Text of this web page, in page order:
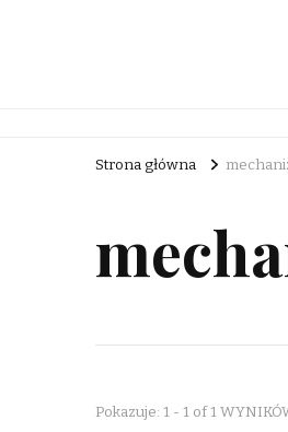
Strona główna
Pokazuje: 1 - 1 of 1